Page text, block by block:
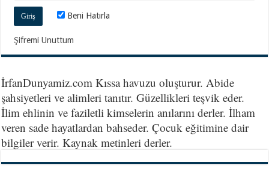
Beni Hatırla
Şifremi Unuttum
İrfanDunyamiz.com Kıssa havuzu oluşturur. Abide
şahsiyetleri ve alimleri tanıtır. Güzellikleri teşvik eder.
İlim ehlinin ve faziletli kimselerin anılarını derler. İlham
veren sade hayatlardan bahseder. Çocuk eğitimine dair
bilgiler verir. Kaynak metinleri derler.